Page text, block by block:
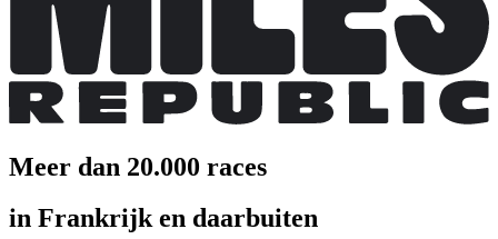
Meer dan 20.000 races
in Frankrijk en daarbuiten